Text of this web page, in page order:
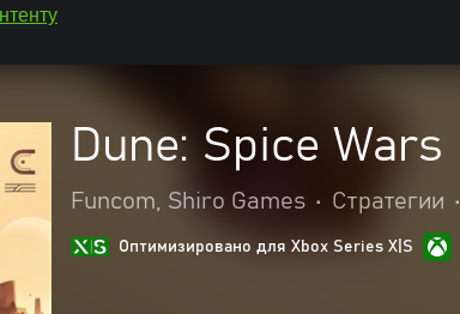
Dune: Spice Wars
Funcom, Shiro Games • Стратегии •
Оптимизировано для Xbox Series X|S